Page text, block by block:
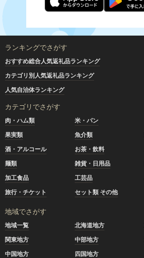
ランキングでさがす
おすすめ総合人気返礼品ランキング
カテゴリ別人気返礼品ランキング
人気自治体ランキング
カテゴリでさがす
肉・ハム類 米・パン
果実類
魚介類
酒・アルコール
お茶・飲料
麺類
雑貨・日用品
加工食品
工芸品
旅行・チケット
セット類 その他
地域でさがす
地域一覧 北海道地方
関東地方
中部地方
中国地方
四国地方